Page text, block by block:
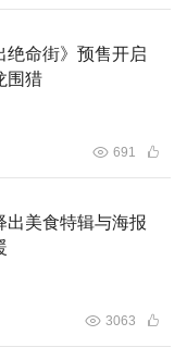
绝命街》预售开启
围猎
691
出美食特辑与海报
3063